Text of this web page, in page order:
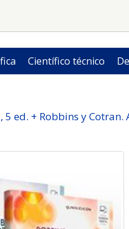
Científico técnico
ed. + Robbins y